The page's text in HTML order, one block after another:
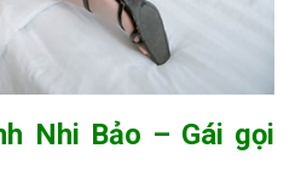
Nhi Bảo – Gái gọi